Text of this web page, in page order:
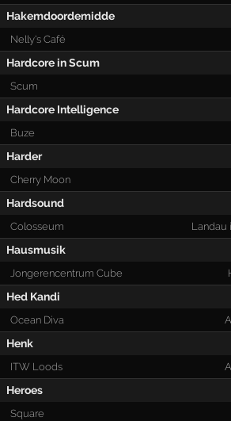
Hakemdoordemidde
Nelly's Café
Hardcore in Scum
Scum
Hardcore Intelligence
Buze
Harder
Cherry Moon
Hardsound
Colosseum Landau
Hausmusik
Jongerencentrum Cube
Hed Kandi
Ocean Diva
Henk
ITW Loods
Heroes
Square